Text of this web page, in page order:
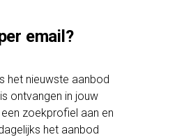
email?
het nieuwste aanbod
ontvangen in jouw
zoekprofiel aan en
het aanbod